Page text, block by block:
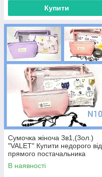
Купити
Сумочка жіноча 3в1,(3ол.)
"VALET" Купити недорого від
прямого постачальника
В наявності